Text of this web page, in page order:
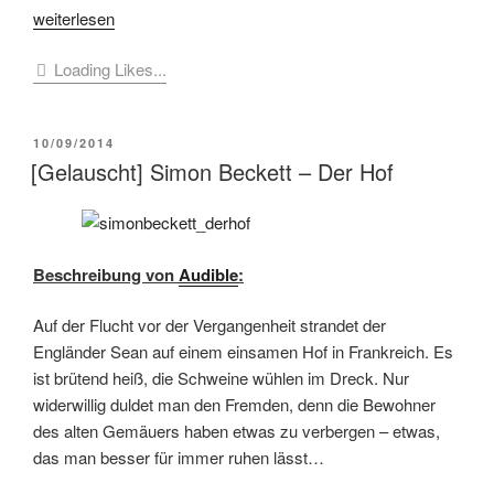
„[Buchbesprechung]
Beckett
Verlorenen
(Hörbuch)“
weiterlesen
Loading Likes...
VERÖFFENTLICHT
AM
10/09/2014
[Gelauscht] Simon Beckett – Der Hof
Beschreibung vonAudible:
Auf der Flucht vor der Vergangenheit strandet der
Engländer Sean auf einem einsamen Hof in Frankreich. Es
ist brütend heiß, die Schweine wühlen im Dreck. Nur
widerwillig duldet man den Fremden, denn die Bewohner
des alten Gemäuers haben etwas zu verbergen – etwas,
das man besser für immer ruhen lässt…